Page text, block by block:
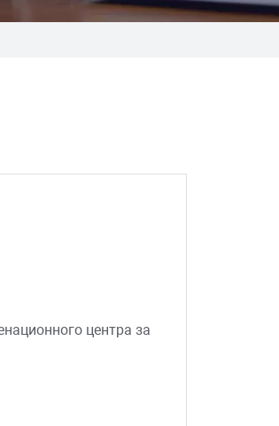
центра за
какие свойства,